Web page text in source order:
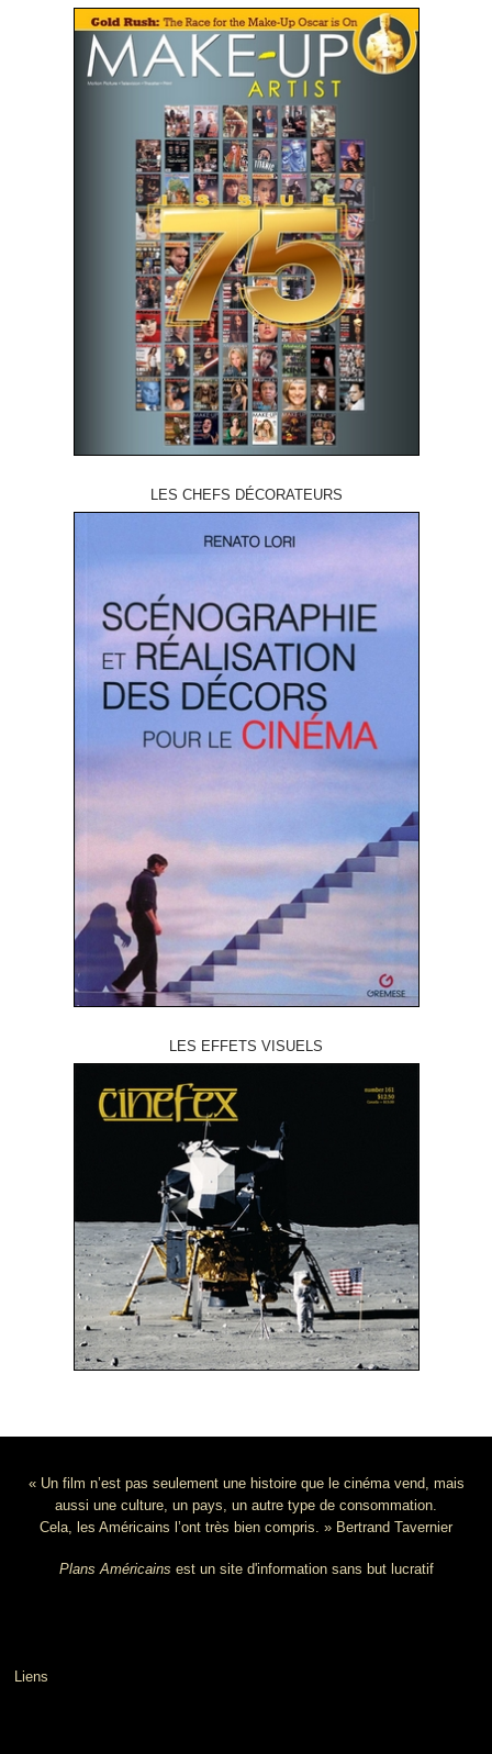
LES CHEFS DÉCORATEURS
LES EFFETS VISUELS
« Un film n’est pas seulement une histoire que le cinéma vend, mais
aussi une culture, un pays, un autre type de consommation.
Cela, les Américains l’ont très bien compris. » Bertrand Tavernier
Plans Américains est un site d'information sans but lucratif
Liens